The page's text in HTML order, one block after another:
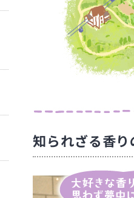
知られざる香